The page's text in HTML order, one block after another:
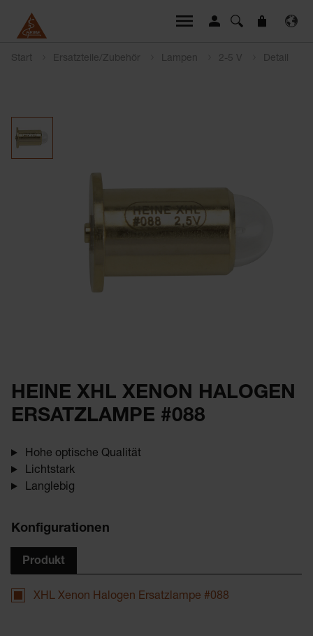
Start Ersatzteile/Zubehör Lampen 2-5 V Detail
HEINE XHL XENON HALOGEN
ERSATZLAMPE #088
Hohe optische Qualität
Lichtstark
Langlebig
Konfigurationen
Produkt
XHL Xenon Halogen Ersatzlampe #088